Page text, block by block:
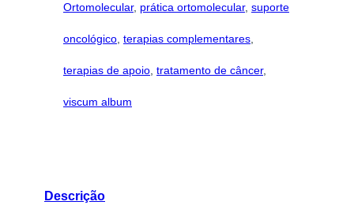
r
a
e
e
Ortomolecular, prática ortomolecular, suporte
oncológico, terapias complementares
terapias de apoio, tratamento de câncer
viscum album
Descrição